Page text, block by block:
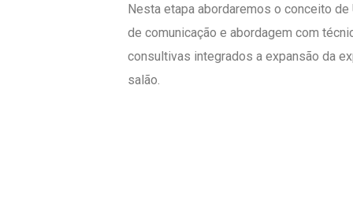
Nesta etapa abordaremos o conceito
de comunicação e abordagem com
consultivas integrados a expansão da
salão.